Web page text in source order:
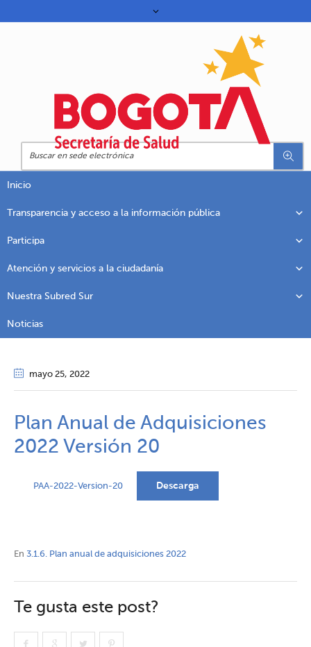
Inicio
Transparencia y acceso a la información pública
Participa
Atención y servicios a la ciudadanía
Nuestra Subred Sur
Noticias
mayo 25, 2022
Plan Anual de Adquisiciones
2022 Versión 20
PAA-2022-Version-20 Descarga
En 3.1.6. Plan anual de adquisiciones 2022
Te gusta este post?